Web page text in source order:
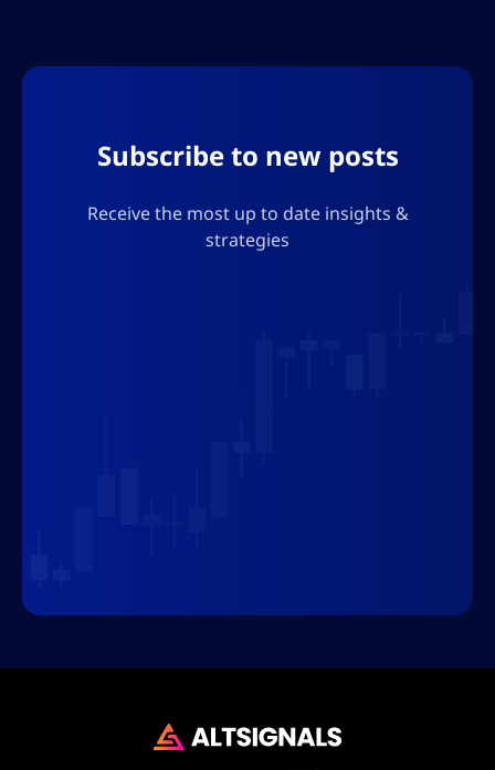
Subscribe to new posts
Receive the most up to date insights &
strategies